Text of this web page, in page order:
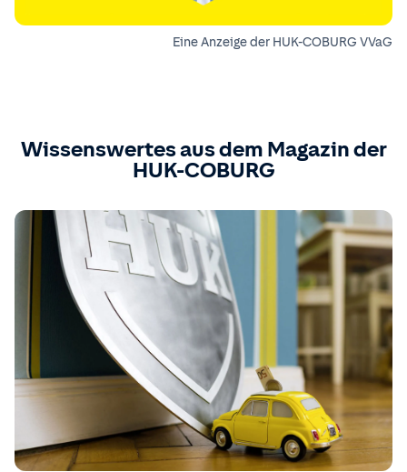
Eine Anzeige der HUK-COBURG VVaG
Wissenswertes aus dem Magazin der
HUK-COBURG